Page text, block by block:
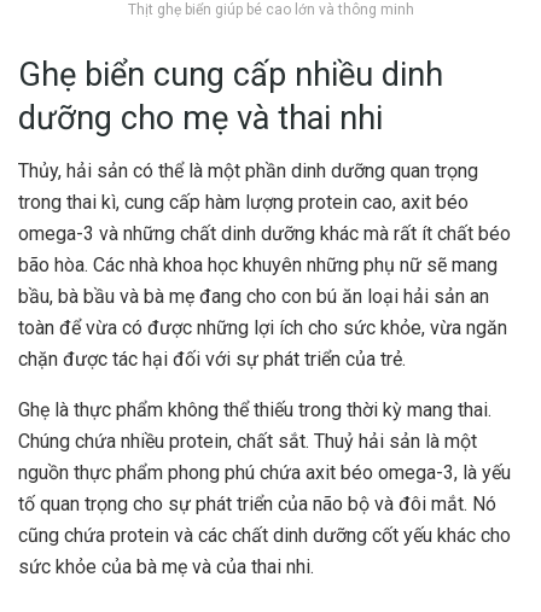
Thịt ghẹ biển giúp bé cao lớn và thông minh
Ghẹ biển cung cấp nhiều dinh
dưỡng cho mẹ và thai nhi
Thủy, hải sản có thể là một phần dinh dưỡng quan trọng
trong thai kì, cung cấp hàm lượng protein cao, axit béo
omega-3 và những chất dinh dưỡng khác mà rất ít chất béo
bão hòa. Các nhà khoa học khuyên những phụ nữ sẽ mang
bầu, bà bầu và bà mẹ đang cho con bú ăn loại hải sản an
toàn để vừa có được những lợi ích cho sức khỏe, vừa ngăn
chặn được tác hại đối với sự phát triển của trẻ.
Ghẹ là thực phẩm không thể thiếu trong thời kỳ mang thai.
Chúng chứa nhiều protein, chất sắt. Thuỷ hải sản là một
nguồn thực phẩm phong phú chứa axit béo omega-3, là yếu
tố quan trọng cho sự phát triển của não bộ và đôi mắt. Nó
cũng chứa protein và các chất dinh dưỡng cốt yếu khác cho
sức khỏe của bà mẹ và của thai nhi.